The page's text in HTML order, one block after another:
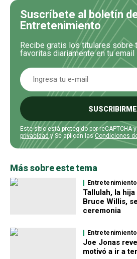
Suscríbete al boletín
Entretenimiento
Recibe gratis los titulares sobre
favoritas diariamente en tu email
SUSCRIBIRME
Este sitio está protegido por reCAPTCHA
privacidad y Se aplican lasCondiciones
Más sobre este tema
Entretenimiento
Tallulah, la
Bruce Willis,
ceremonia
Entretenimiento
Joe Jonas
motivó a ir a